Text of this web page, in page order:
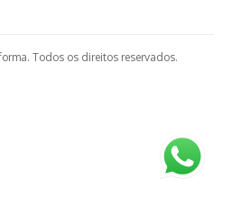
Todos os direitos reservados.